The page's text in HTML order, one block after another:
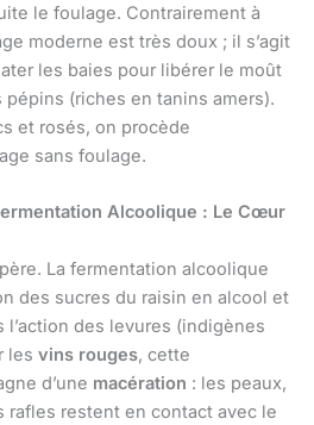
le foulage. Contrairement à
moderne est très doux ; il s’agit
les baies pour libérer le moût
pépins (riches en tanins amers).
et rosés, on procède
sans foulage.
Alcoolique : Le Cœur
La fermentation alcoolique
des sucres du raisin en alcool et
des levures (indigènes
les vins rouges, cette
d’une macération : les peaux,
rafles restent en contact avec le